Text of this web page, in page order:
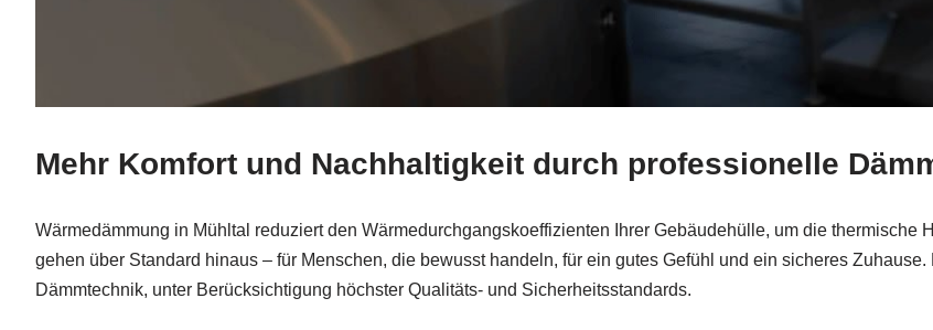
Mehr Komfort und Nachhaltigkeit durch professionelle
Wärmedämmung in Mühltal reduziert den Wärmedurchgangskoeffizienten Ihrer Gebäudehülle, um die thermische
gehen über Standard hinaus – für Menschen, die bewusst handeln, für ein gutes Gefühl und ein sicheres
Dämmtechnik, unter Berücksichtigung höchster Qualitäts- und Sicherheitsstandards.